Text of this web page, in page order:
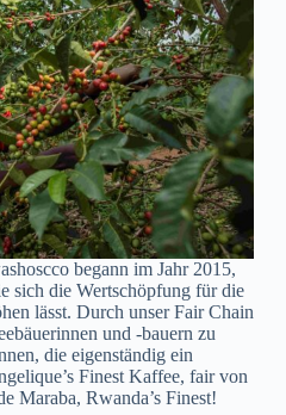
begann im Jahr 2015,
sich die Wertschöpfung für die
lässt. Durch unser Fair Chain
und -bauern zu
die eigenständig ein
Finest Kaffee, fair von
Maraba, Rwanda’s Finest!